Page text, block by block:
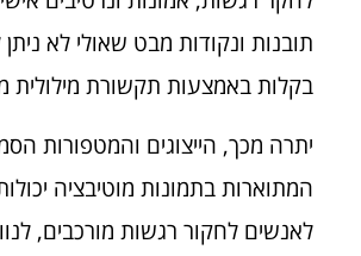
תובנות ונקודות מבט שאולי לא
בקלות באמצעות תקשורת מילולית
יתרה מכך, הייצוגים והמטפורות
המתוארות בתמונות מוטיבציה
לאנשים לחקור רגשות מורכבים,